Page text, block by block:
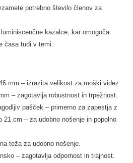
potrebno število členov za
luminiscenčne kazalce, kar omogoča
časa tudi v temi.
mm – izrazita velikost za moški videz.
– zagotavlja robustnost in trpežnost.
pašček – primerno za zapestja z
21 cm – za udobno nošenje in popolno
teža za udobno nošenje.
– zagotavlja odpornost in trajnost.